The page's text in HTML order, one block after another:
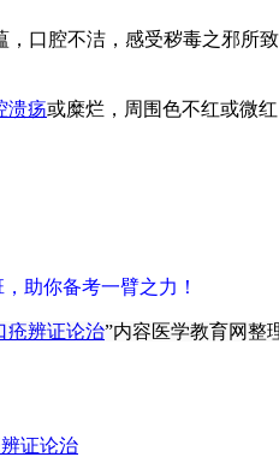
，口腔不洁，感受秽毒之邪所
溃疡或糜烂，周围色不红或微
助你备考一臂之力！
疮辨证论治”内容医学教育网整
证论治